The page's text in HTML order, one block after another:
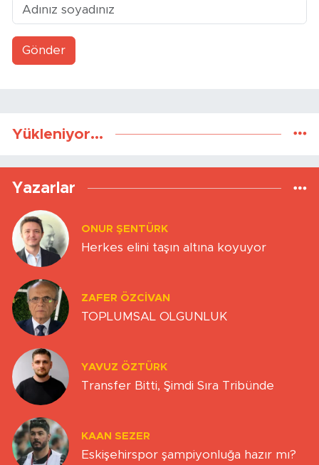
Gönder
Yükleniyor...
Yazarlar
ONUR ŞENTÜRK
Herkes elini taşın altına koyuyor
ZAFER ÖZCIVAN
TOPLUMSAL OLGUNLUK
YAVUZ ÖZTÜRK
Transfer Bitti, Şimdi Sıra Tribünde
KAAN SEZER
Eskişehirspor şampiyonluğa hazır mı?